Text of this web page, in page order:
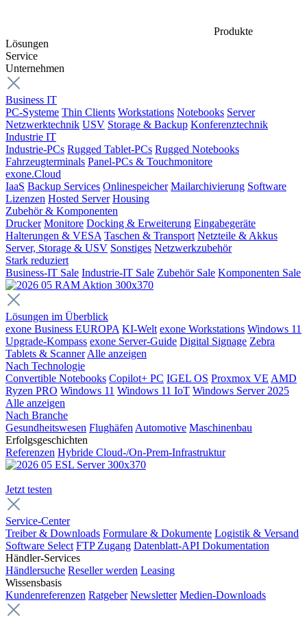
Produkte
Lösungen
Service
Unternehmen
Business IT
PC-Systeme Thin Clients Workstations Notebooks Server
Netzwerktechnik USV Storage & Backup Konferenztechnik
Industrie IT
Industrie-PCs Rugged Tablet-PCs Rugged Notebooks
Fahrzeugterminals Panel-PCs & Touchmonitore
exone.Cloud
IaaS Backup Services Onlinespeicher Mailarchivierung Software
Lizenzen Hosted Server Housing
Zubehör & Komponenten
Drucker Monitore Docking & Erweiterung Eingabegeräte
Halterungen & VESA Taschen & Transport Netzteile & Akkus
Server, Storage & USV Sonstiges Netzwerkzubehör
Stark reduziert
Business-IT Sale Industrie-IT Sale Zubehör Sale Komponenten Sale
Lösungen im Überblick
exone Business EUROPA KI-Welt exone Workstations Windows 11
Upgrade-Kompass exone Server-Guide Digital Signage Zebra
Tablets & Scanner Alle anzeigen
Nach Technologie
Convertible Notebooks Copilot+ PC IGEL OS Proxmox VE AMD
Ryzen PRO Windows 11 Windows 11 IoT Windows Server 2025
Alle anzeigen
Nach Branche
Gesundheitswesen Flughäfen Automotive Maschinenbau
Erfolgsgeschichten
Referenzen Hybride Cloud-/On-Prem-Infrastruktur
Jetzt testen
Service-Center
Treiber & Downloads Formulare & Dokumente Logistik & Versand
Software Select FTP Zugang Datenblatt-API Dokumentation
Händler-Services
Händlersuche Reseller werden Leasing
Wissensbasis
Kundenreferenzen Ratgeber Newsletter Medien-Downloads